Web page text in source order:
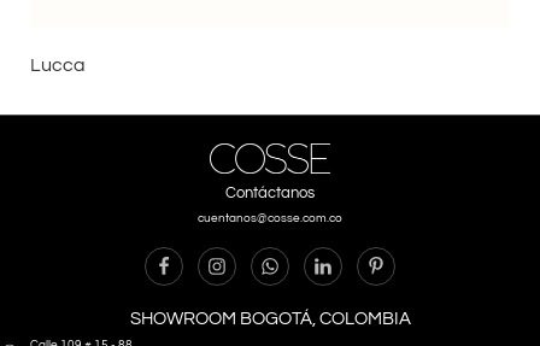
Lucca
Contáctanos
cuentanos@cosse.com.co
SHOWROOM BOGOTÁ, COLOMBIA